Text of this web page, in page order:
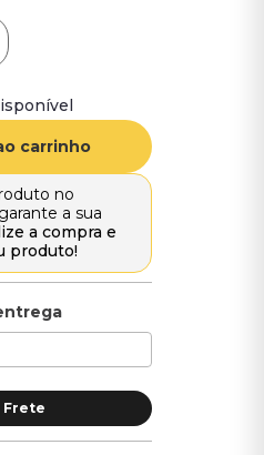
carrinho
no
a sua
a compra e
produto!